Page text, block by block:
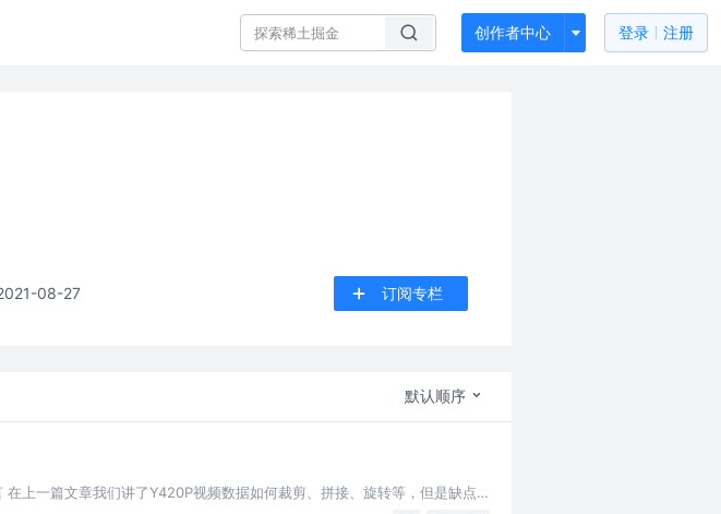
创作者中心 登录 注册
08-27 订阅专栏
默认顺序
上一篇文章我们讲了Y420P视频数据如何裁剪、拼接、旋转等，但是缺点